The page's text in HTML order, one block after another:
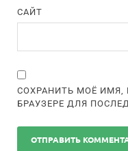
САЙТ
СОХРАНИТЬ МОЁ ИМЯ,
БРАУЗЕРЕ ДЛЯ